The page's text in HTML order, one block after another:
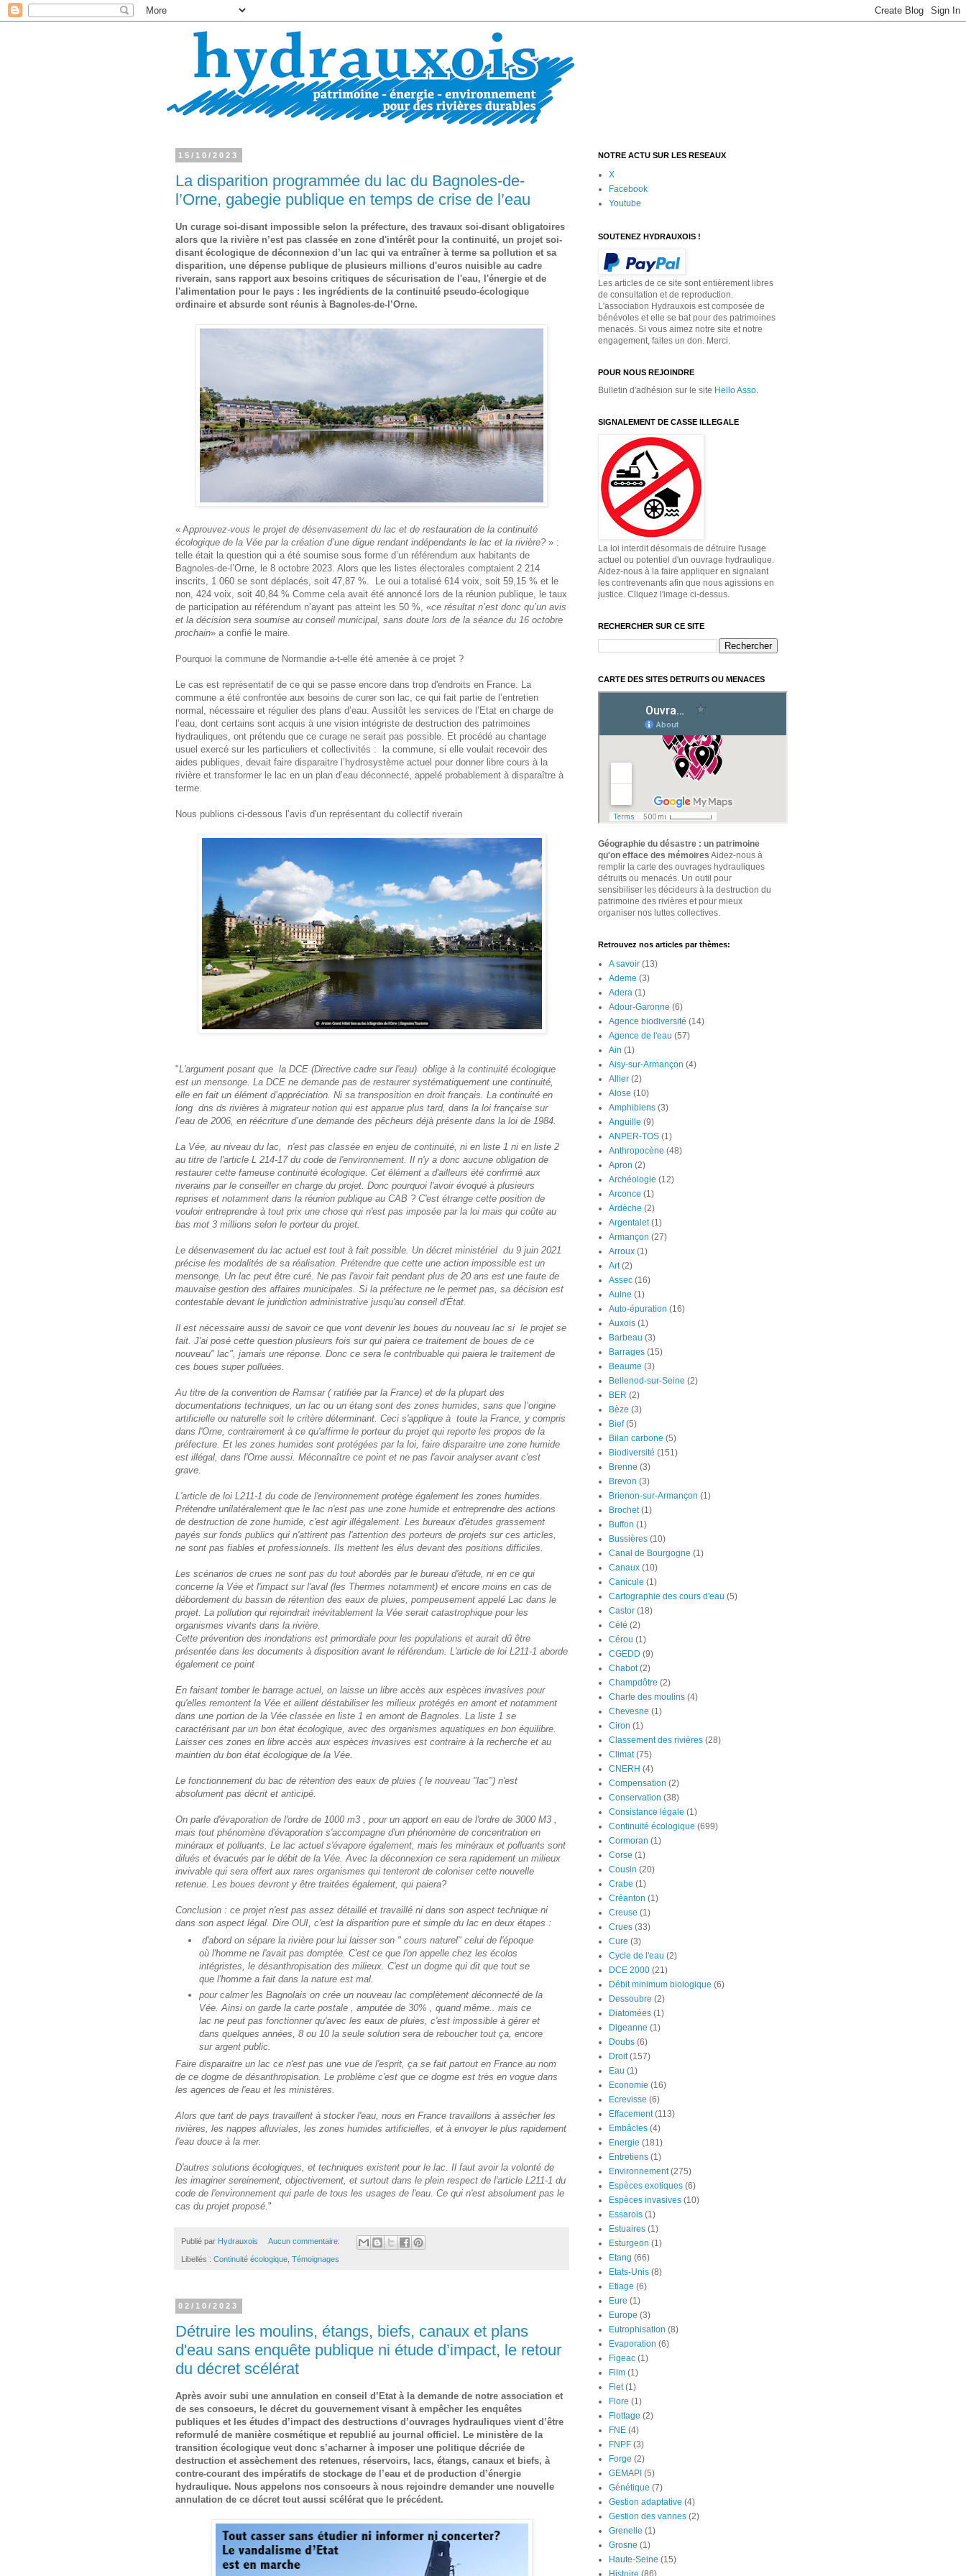
15/10/2023
La disparition programmée du lac du Bagnoles-de-
l’Orne, gabegie publique en temps de crise de l’eau
Un curage soi-disant impossible selon la préfecture, des travaux soi-disant obligatoires
alors que la rivière n’est pas classée en zone d'intérêt pour la continuité, un projet soi-
disant écologique de déconnexion d’un lac qui va entraîner à terme sa pollution et sa
disparition, une dépense publique de plusieurs millions d'euros nuisible au cadre
riverain, sans rapport aux besoins critiques de sécurisation de l'eau, l'énergie et de
l'alimentation pour le pays : les ingrédients de la continuité pseudo-écologique
ordinaire et absurde sont réunis à Bagnoles-de-l’Orne.
« Approuvez-vous le projet de désenvasement du lac et de restauration de la continuité
écologique de la Vée par la création d’une digue rendant indépendants le lac et la rivière? » :
telle était la question qui a été soumise sous forme d’un référendum aux habitants de
Bagnoles-de-l’Orne, le 8 octobre 2023. Alors que les listes électorales comptaient 2 214
inscrits, 1 060 se sont déplacés, soit 47,87 %. Le oui a totalisé 614 voix, soit 59,15 % et le
non, 424 voix, soit 40,84 % Comme cela avait été annoncé lors de la réunion publique, le taux
de participation au référendum n’ayant pas atteint les 50 %, «ce résultat n’est donc qu’un avis
et la décision sera soumise au conseil municipal, sans doute lors de la séance du 16 octobre
prochain» a confié le maire.
Pourquoi la commune de Normandie a-t-elle été amenée à ce projet ?
Le cas est représentatif de ce qui se passe encore dans trop d'endroits en France. La
commune a été confrontée aux besoins de curer son lac, ce qui fait partie de l’entretien
normal, nécessaire et régulier des plans d’eau. Aussitôt les services de l’Etat en charge de
l’eau, dont certains sont acquis à une vision intégriste de destruction des patrimoines
hydrauliques, ont prétendu que ce curage ne serait pas possible. Et procédé au chantage
usuel exercé sur les particuliers et collectivités : la commune, si elle voulait recevoir des
aides publiques, devait faire disparaitre l’hydrosystème actuel pour donner libre cours à la
rivière et transformer le lac en un plan d’eau déconnecté, appelé probablement à disparaître à
terme.
Nous publions ci-dessous l’avis d'un représentant du collectif riverain
"L'argument posant que la DCE (Directive cadre sur l'eau) oblige à la continuité écologique
est un mensonge. La DCE ne demande pas de restaurer systématiquement une continuité,
elle en fait un élément d’appréciation. Ni sa transposition en droit français. La continuité en
long dns ds rivières à migrateur notion qui est apparue plus tard, dans la loi française sur
l’eau de 2006, en réécriture d’une demande des pêcheurs déjà présente dans la loi de 1984.
La Vée, au niveau du lac, n'est pas classée en enjeu de continuité, ni en liste 1 ni en liste 2
au titre de l'article L 214-17 du code de l'environnement. Il n'y a donc aucune obligation de
restaurer cette fameuse continuité écologique. Cet élément a d'ailleurs été confirmé aux
riverains par le conseiller en charge du projet. Donc pourquoi l'avoir évoqué à plusieurs
reprises et notamment dans la réunion publique au CAB ? C'est étrange cette position de
vouloir entreprendre à tout prix une chose qui n'est pas imposée par la loi mais qui coûte au
bas mot 3 millions selon le porteur du projet.
Le désenvasement du lac actuel est tout à fait possible. Un décret ministériel du 9 juin 2021
précise les modalités de sa réalisation. Prétendre que cette une action impossible est un
mensonge. Un lac peut être curé. Ne pas l'avoir fait pendant plus de 20 ans est une faute de
mauvaise gestion des affaires municipales. Si la préfecture ne le permet pas, sa décision est
contestable devant le juridiction administrative jusqu'au conseil d'État.
Il est nécessaire aussi de savoir ce que vont devenir les boues du nouveau lac si le projet se
fait. J'ai posé cette question plusieurs fois sur qui paiera ce traitement de boues de ce
nouveau" lac", jamais une réponse. Donc ce sera le contribuable qui paiera le traitement de
ces boues super polluées.
Au titre de la convention de Ramsar ( ratifiée par la France) et de la plupart des
documentations techniques, un lac ou un étang sont des zones humides, sans que l’origine
artificielle ou naturelle soit le critère déterminant. Ceci s'applique à toute la France, y compris
dans l'Orne, contrairement à ce qu'affirme le porteur du projet qui reporte les propos de la
préfecture. Et les zones humides sont protégées par la loi, faire disparaitre une zone humide
est illégal, dans l'Orne aussi. Méconnaître ce point et ne pas l'avoir analyser avant c'est
grave.
L'article de loi L211-1 du code de l'environnement protège également les zones humides.
Prétendre unilatéralement que le lac n'est pas une zone humide et entreprendre des actions
de destruction de zone humide, c'est agir illégalement. Les bureaux d'études grassement
payés sur fonds publics qui n'attirent pas l'attention des porteurs de projets sur ces articles,
ne sont pas fiables et professionnels. Ils mettent les élus devant des positions difficiles.
Les scénarios de crues ne sont pas du tout abordés par le bureau d'étude, ni en ce qui
concerne la Vée et l'impact sur l'aval (les Thermes notamment) et encore moins en cas de
débordement du bassin de rétention des eaux de pluies, pompeusement appelé Lac dans le
projet. La pollution qui rejoindrait inévitablement la Vée serait catastrophique pour les
organismes vivants dans la rivière.
Cette prévention des inondations est primordiale pour les populations et aurait dû être
présentée dans les documents à disposition avant le référendum. L'article de loi L211-1 aborde
également ce point
En faisant tomber le barrage actuel, on laisse un libre accès aux espèces invasives pour
qu'elles remontent la Vée et aillent déstabiliser les milieux protégés en amont et notamment
dans une portion de la Vée classée en liste 1 en amont de Bagnoles. La liste 1 se
caractérisant par un bon état écologique, avec des organismes aquatiques en bon équilibre.
Laisser ces zones en libre accès aux espèces invasives est contraire à la recherche et au
maintien du bon état écologique de la Vée.
Le fonctionnement du bac de rétention des eaux de pluies ( le nouveau "lac") n'est
absolument pas décrit et anticipé.
On parle d'évaporation de l'ordre de 1000 m3 , pour un apport en eau de l'ordre de 3000 M3 ,
mais tout phénomène d'évaporation s'accompagne d'un phénomène de concentration en
minéraux et polluants. Le lac actuel s'évapore également, mais les minéraux et polluants sont
dilués et évacués par le débit de la Vée. Avec la déconnexion ce sera rapidement un milieux
invivable qui sera offert aux rares organismes qui tenteront de coloniser cette nouvelle
retenue. Les boues devront y être traitées également, qui paiera?
Conclusion : ce projet n'est pas assez détaillé et travaillé ni dans son aspect technique ni
dans son aspect légal. Dire OUI, c'est la disparition pure et simple du lac en deux étapes :
d'abord on sépare la rivière pour lui laisser son " cours naturel" celui de l'époque
où l'homme ne l'avait pas domptée. C'est ce que l'on appelle chez les écolos
intégristes, le désanthropisation des milieux. C'est un dogme qui dit que tout se
que l'homme a fait dans la nature est mal.
pour calmer les Bagnolais on crée un nouveau lac complètement déconnecté de la
Vée. Ainsi on garde la carte postale , amputée de 30% , quand même.. mais ce
lac ne peut pas fonctionner qu'avec les eaux de pluies, c'est impossible à gérer et
dans quelques années, 8 ou 10 la seule solution sera de reboucher tout ça, encore
sur argent public.
Faire disparaitre un lac ce n'est pas une vue de l'esprit, ça se fait partout en France au nom
de ce dogme de désanthropisation. Le problème c'est que ce dogme est très en vogue dans
les agences de l'eau et les ministères.
Alors que tant de pays travaillent à stocker l'eau, nous en France travaillons à assécher les
rivières, les nappes alluviales, les zones humides artificielles, et à envoyer le plus rapidement
l'eau douce à la mer.
D'autres solutions écologiques, et techniques existent pour le lac. Il faut avoir la volonté de
les imaginer sereinement, objectivement, et surtout dans le plein respect de l'article L211-1 du
code de l'environnement qui parle de tous les usages de l'eau. Ce qui n'est absolument pas le
cas du projet proposé."
Publié par Hydrauxois Aucun commentaire:
Libellés : Continuité écologique Témoignages
02/10/2023
Détruire les moulins, étangs, biefs, canaux et plans
d'eau sans enquête publique ni étude d’impact, le retour
du décret scélérat
Après avoir subi une annulation en conseil d’Etat à la demande de notre association et
de ses consoeurs, le décret du gouvernement visant à empêcher les enquêtes
publiques et les études d’impact des destructions d’ouvrages hydrauliques vient d’être
reformulé de manière cosmétique et republié au journal officiel. Le ministère de la
transition écologique veut donc s’acharner à imposer une politique décriée de
destruction et assèchement des retenues, réservoirs, lacs, étangs, canaux et biefs, à
contre-courant des impératifs de stockage de l’eau et de production d’énergie
hydraulique. Nous appelons nos consoeurs à nous rejoindre demander une nouvelle
annulation de ce décret tout aussi scélérat que le précédent.
NOTRE ACTU SUR LES RESEAUX
X
Facebook
Youtube
SOUTENEZ HYDRAUXOIS !
Les articles de ce site sont entièrement libres
de consultation et de reproduction.
L'association Hydrauxois est composée de
bénévoles et elle se bat pour des patrimoines
menacés. Si vous aimez notre site et notre
engagement, faites un don. Merci.
POUR NOUS REJOINDRE
Bulletin d'adhésion sur le site Hello Asso.
SIGNALEMENT DE CASSE ILLEGALE
La loi interdit désormais de détruire l'usage
actuel ou potentiel d'un ouvrage hydraulique.
Aidez-nous à la faire appliquer en signalant
les contrevenants afin que nous agissions en
justice. Cliquez l'image ci-dessus.
RECHERCHER SUR CE SITE
CARTE DES SITES DETRUITS OU MENACES
Géographie du désastre : un patrimoine
qu'on efface des mémoires Aidez-nous à
remplir la carte des ouvrages hydrauliques
détruits ou menacés. Un outil pour
sensibiliser les décideurs à la destruction du
patrimoine des rivières et pour mieux
organiser nos luttes collectives.
Retrouvez nos articles par thèmes:
A savoir (13)
Ademe (3)
Adera (1)
Adour-Garonne (6)
Agence biodiversité (14)
Agence de l'eau (57)
Ain (1)
Aisy-sur-Armançon (4)
Allier (2)
Alose (10)
Amphibiens (3)
Anguille (9)
ANPER-TOS (1)
Anthropocène (48)
Apron (2)
Archéologie (12)
Arconce (1)
Ardèche (2)
Argentalet (1)
Armançon (27)
Arroux (1)
Art (2)
Assec (16)
Aulne (1)
Auto-épuration (16)
Auxois (1)
Barbeau (3)
Barrages (15)
Beaume (3)
Bellenod-sur-Seine (2)
BER (2)
Bèze (3)
Bief (5)
Bilan carbone (5)
Biodiversité (151)
Brenne (3)
Brevon (3)
Brienon-sur-Armançon (1)
Brochet (1)
Buffon (1)
Bussières (10)
Canal de Bourgogne (1)
Canaux (10)
Canicule (1)
Cartographie des cours d'eau (5)
Castor (18)
Célé (2)
Cérou (1)
CGEDD (9)
Chabot (2)
Champdôtre (2)
Charte des moulins (4)
Chevesne (1)
Ciron (1)
Classement des rivières (28)
Climat (75)
CNERH (4)
Compensation (2)
Conservation (38)
Consistance légale (1)
Continuité écologique (699)
Cormoran (1)
Corse (1)
Cousin (20)
Crabe (1)
Créanton (1)
Creuse (1)
Crues (33)
Cure (3)
Cycle de l'eau (2)
DCE 2000 (21)
Débit minimum biologique (6)
Dessoubre (2)
Diatomées (1)
Digeanne (1)
Doubs (6)
Droit (157)
Eau (1)
Economie (16)
Ecrevisse (6)
Effacement (113)
Embâcles (4)
Energie (181)
Entretiens (1)
Environnement (275)
Espèces exotiques (6)
Espèces invasives (10)
Essarois (1)
Estuaires (1)
Esturgeon (1)
Etang (66)
Etats-Unis (8)
Etiage (6)
Eure (1)
Europe (3)
Eutrophisation (8)
Evaporation (6)
Figeac (1)
Film (1)
Flet (1)
Flore (1)
Flottage (2)
FNE (4)
FNPF (3)
Forge (2)
GEMAPI (5)
Génétique (7)
Gestion adaptative (4)
Gestion des vannes (2)
Grenelle (1)
Grosne (1)
Haute-Seine (15)
Histoire (86)